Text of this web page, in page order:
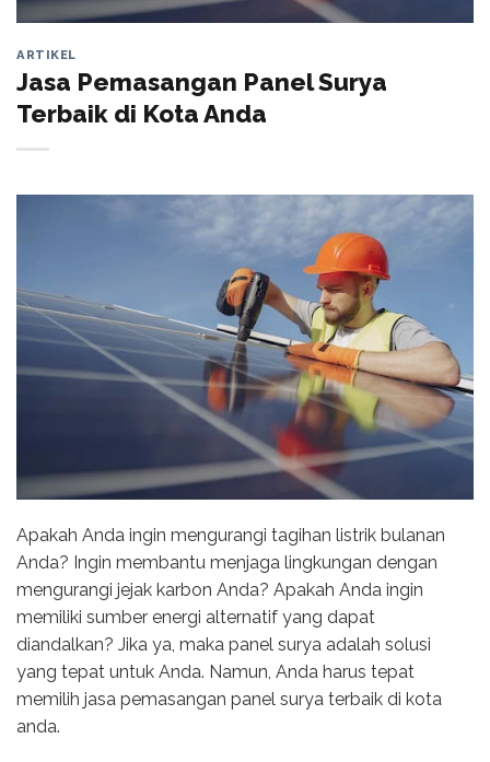
ARTIKEL
Jasa Pemasangan Panel Surya
Terbaik di Kota Anda
Apakah Anda ingin mengurangi tagihan listrik bulanan
Anda? Ingin membantu menjaga lingkungan dengan
mengurangi jejak karbon Anda? Apakah Anda ingin
memiliki sumber energi alternatif yang dapat
diandalkan? Jika ya, maka panel surya adalah solusi
yang tepat untuk Anda. Namun, Anda harus tepat
memilih jasa pemasangan panel surya terbaik di kota
anda.